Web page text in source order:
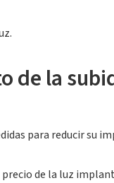
de la
para reducir su
de la luz